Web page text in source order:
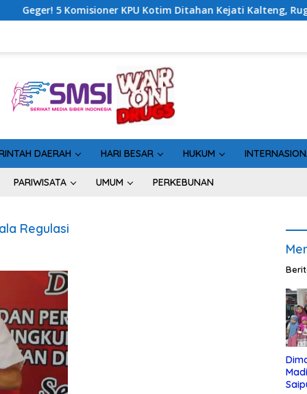
KPU Kotim Ditahan Kejati Kalteng, Rugikan Negara
DAERAH HARI BESAR HUKUM
PARIWISATA UMUM PERKEBUNAN
Regulasi